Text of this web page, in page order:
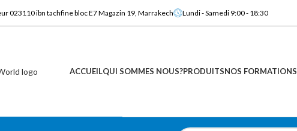
023110 ibn tachfine bloc E7 Magazin 19, Marrakech Lundi - Samedi 9:00 - 18:30
ACCUEILQUI SOMMES NOUS?PRODUITSNOS FORMATIONS